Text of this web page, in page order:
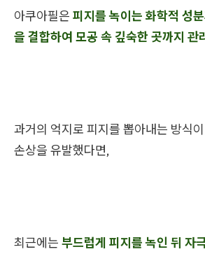
아쿠아필은 피지를 녹이는 화학적 성
을 결합하여 모공 속 깊숙한 곳까지 관
과거의 억지로 피지를 뽑아내는 방식
손상을 유발했다면,
최근에는 부드럽게 피지를 녹인 뒤 자